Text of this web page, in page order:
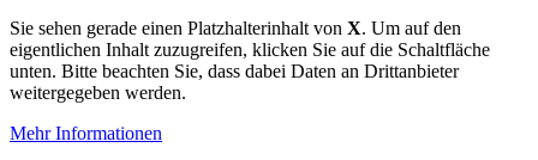
Sie sehen gerade einen Platzhalterinhalt von X. Um auf den
eigentlichen Inhalt zuzugreifen, klicken Sie auf die Schaltfläche
unten. Bitte beachten Sie, dass dabei Daten an Drittanbieter
weitergegeben werden.
Mehr Informationen